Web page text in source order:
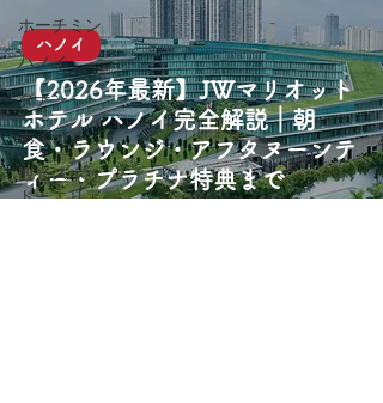
ホーチミン
ハノイ
ダナン
ホイアン
観光スポッ
ト・エリア
【2026年最新】JWマリオット
ホテル ハノイ完全解説｜朝
食・ラウンジ・アフタヌーンテ
ィー・プラチナ特典まで
ハノイ